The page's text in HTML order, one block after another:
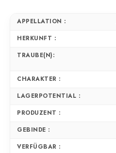
APPELLATION :
HERKUNFT :
TRAUBE(N):
CHARAKTER :
LAGERPOTENTIAL :
PRODUZENT :
GEBINDE :
VERFÜGBAR :